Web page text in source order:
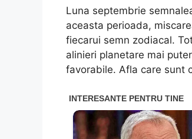
Luna septembrie
aceasta perioada,
fiecarui semn zodiacal.
alinieri planetare mai
favorabile. Afla care sunt